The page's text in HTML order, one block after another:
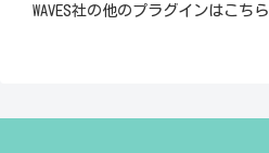
WAVES社の他のプラグインはこちら